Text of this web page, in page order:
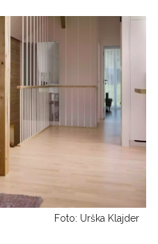
Foto: Urška Klajder